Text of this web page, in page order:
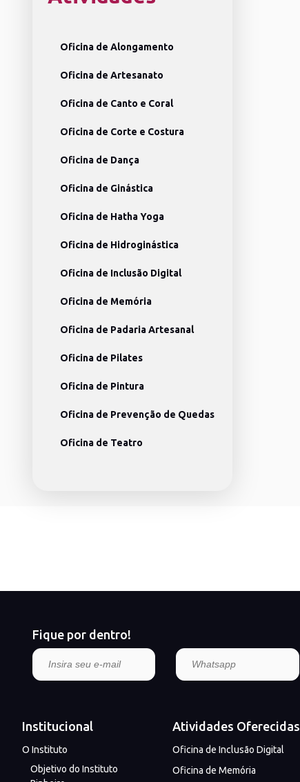
Oficina de Alongamento
Oficina de Artesanato
Oficina de Canto e Coral
Oficina de Corte e Costura
Oficina de Dança
Oficina de Ginástica
Oficina de Hatha Yoga
Oficina de Hidroginástica
Oficina de Inclusão Digital
Oficina de Memória
Oficina de Padaria Artesanal
Oficina de Pilates
Oficina de Pintura
Oficina de Prevenção de Quedas
Oficina de Teatro
Fique por dentro!
Institucional
O Instituto
Objetivo do Instituto
Atividades Oferecidas
Oficina de Inclusão Digital
Oficina de Memória